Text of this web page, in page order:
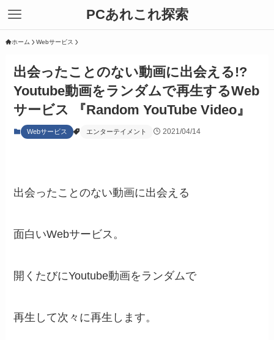
PCあれこれ探索
ホーム Webサービス
出会ったことのない動画に出会える!?
Youtube動画をランダムで再生するWeb
サービス 『Random YouTube Video』
Webサービス エンターテイメント 2021/04/14
出会ったことのない動画に出会える
面白いWebサービス。
開くたびにYoutube動画をランダムで
再生して次々に再生します。